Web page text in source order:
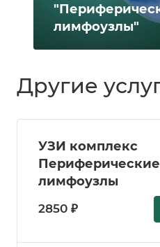
лимфоузлы"
Другие
УЗИ комплекс
Периферические
лимфоузлы
2850 ₽